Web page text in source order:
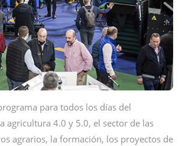
para todos los días del
agricultura 4.0 y 5.0, el sector de las
agrarios, la formación, los proyectos de